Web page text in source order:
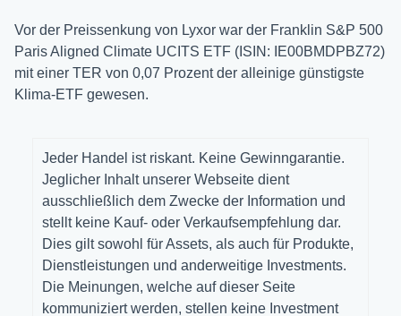
Vor der Preissenkung von Lyxor war der Franklin S&P 500
Paris Aligned Climate UCITS ETF (ISIN: IE00BMDPBZ72)
mit einer TER von 0,07 Prozent der alleinige günstigste
Klima-ETF gewesen.
Jeder Handel ist riskant. Keine Gewinngarantie.
Jeglicher Inhalt unserer Webseite dient
ausschließlich dem Zwecke der Information und
stellt keine Kauf- oder Verkaufsempfehlung dar.
Dies gilt sowohl für Assets, als auch für Produkte,
Dienstleistungen und anderweitige Investments.
Die Meinungen, welche auf dieser Seite
kommuniziert werden, stellen keine Investment